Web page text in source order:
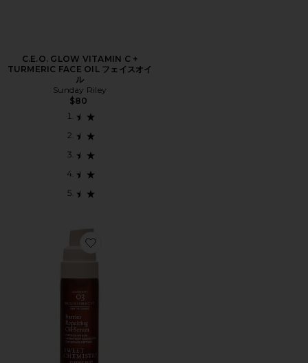
C.E.O. GLOW VITAMIN C +
TURMERIC FACE OIL フェイスオイ
ル
Sunday Riley
$80
Favorite フェイスセラム